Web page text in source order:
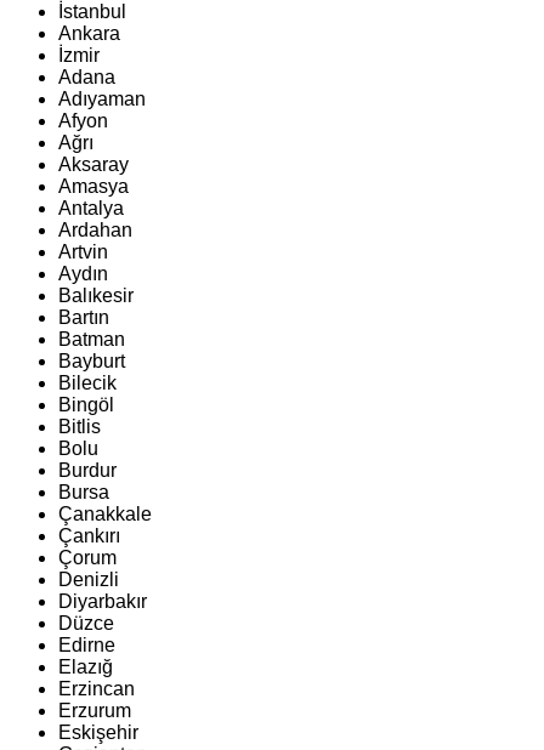
İstanbul
Ankara
İzmir
Adana
Adıyaman
Afyon
Ağrı
Aksaray
Amasya
Antalya
Ardahan
Artvin
Aydın
Balıkesir
Bartın
Batman
Bayburt
Bilecik
Bingöl
Bitlis
Bolu
Burdur
Bursa
Çanakkale
Çankırı
Çorum
Denizli
Diyarbakır
Düzce
Edirne
Elazığ
Erzincan
Erzurum
Eskişehir